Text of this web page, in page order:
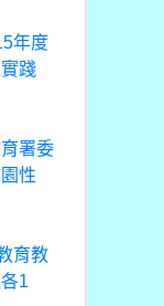
年度
踐
署委
性
育教
1